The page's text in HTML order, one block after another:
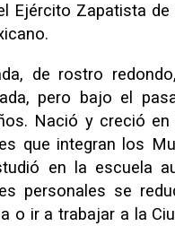
Ejército Zapatista
de rostro
pero bajo el
Nació y creció
que integran los
en la escuela
personales se
o ir a trabajar a la